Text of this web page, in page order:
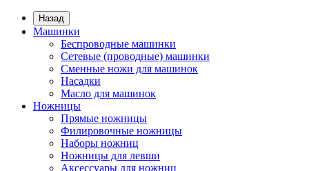
Назад
Машинки
Беспроводные машинки
Сетевые (проводные) машинки
Сменные ножи для машинок
Насадки
Масло для машинок
Ножницы
Прямые ножницы
Филировочные ножницы
Наборы ножниц
Ножницы для левши
Аксессуары для ножниц